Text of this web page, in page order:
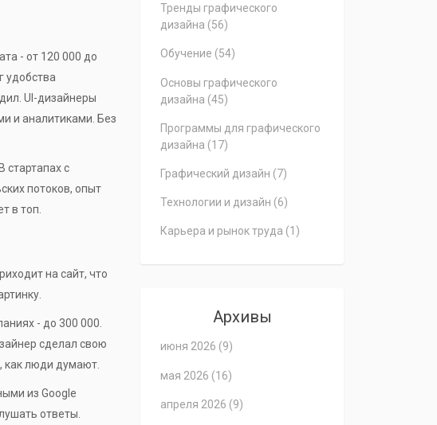
- от 120 000 до
удобства
UI-дизайнеры
и аналитиками. Без
стартапах с
потоков, опыт
в топ.
на сайт, что
- до 300 000.
сделал свою
как люди думают.
из Google
ответы.
Тренды графического
дизайна (56)
Обучение (54)
Основы графического
дизайна (45)
Программы для графического
дизайна (17)
Графический дизайн (7)
Технологии и дизайн (6)
Карьера и рынок труда (1)
Архивы
июня 2026 (9)
мая 2026 (16)
апреля 2026 (9)